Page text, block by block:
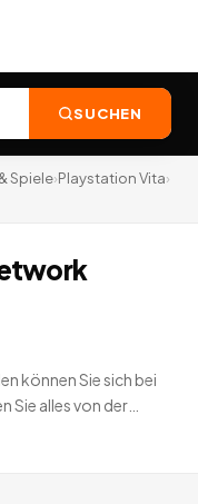
SUCHEN
Spiele›Playstation Vita›
können Sie sich bei
Sie alles von der
Außerdem